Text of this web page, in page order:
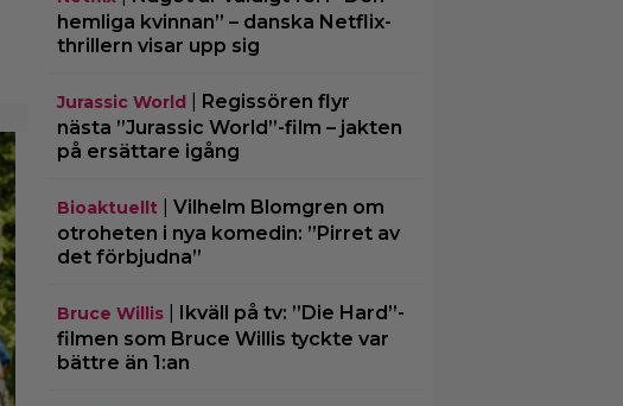
hemliga kvinnan” – danska Netflix-
thrillern visar upp sig
Jurassic World
Regissören flyr
nästa ”Jurassic World”-film – jakten
på ersättare igång
Bioaktuellt| Vilhelm Blomgren om
otroheten i nya komedin: ”Pirret av
det förbjudna”
Bruce Willis| Ikväll på tv: ”Die Hard”-
filmen som Bruce Willis tyckte var
bättre än 1:an